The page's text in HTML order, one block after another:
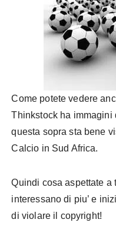
Come potete vedere
Thinkstock ha immagini
questa sopra sta bene
Calcio in Sud Africa.
Quindi cosa aspettate a
interessano di piu’ e
di violare il copyright!